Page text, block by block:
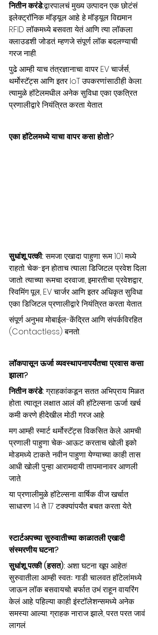
नितीन करंडे:द्वारपालचं मुख्य उत्पादन एक छोटंसं
इलेक्ट्रॉनिक मॉड्यूल आहे. हे मॉड्यूल विद्यमान
RFID लॉकमध्ये बसवता येतं आणि त्या लॉकला
क्लाउडशी जोडतं. म्हणजे संपूर्ण लॉक बदलण्याची
गरज नाही.
पुढे आम्ही याच तंत्रज्ञानाचा वापर EV चार्जर्स,
थर्मोस्टॅट्स आणि इतर IoT उपकरणांसाठीही केला.
त्यामुळे हॉटेलमधील अनेक सुविधा एका एकत्रित
प्रणालीद्वारे नियंत्रित करता येतात.
एका हॉटेलमध्ये याचा वापर कसा होतो?
सुधांशू पत्की: समजा एखादा पाहुणा रूम 101 मध्ये
राहतो. चेक-इन होताच त्याला डिजिटल प्रवेश दिला
जातो. त्याच्या रूमचा दरवाजा, इमारतीचा प्रवेशद्वार,
स्विमिंग पूल, EV चार्जर आणि इतर अधिकृत सुविधा
एका डिजिटल प्रणालीद्वारे नियंत्रित करता येतात.
संपूर्ण अनुभव मोबाईल-केंद्रित आणि संपर्कविरहित
(Contactless) बनतो.
लॉकपासून ऊर्जा व्यवस्थापनापर्यंतचा प्रवास कसा
झाला?
नितीन करंडे: ग्राहकांकडून सतत अभिप्राय मिळत
होता. त्यातून लक्षात आलं की हॉटेल्सना ऊर्जा खर्च
कमी करणे हीदेखील मोठी गरज आहे.
मग आम्ही स्मार्ट थर्मोस्टॅट्स विकसित केले. आमची
प्रणाली पाहुणा चेक-आऊट करताच खोली इको
मोडमध्ये टाकते. नवीन पाहुणा येण्याच्या काही तास
आधी खोली पुन्हा आरामदायी तापमानावर आणली
जाते.
या प्रणालीमुळे हॉटेल्सना वार्षिक वीज खर्चात
साधारण 14 ते 17 टक्क्यांपर्यंत बचत करता येते.
स्टार्टअपच्या सुरुवातीच्या काळातली एखादी
संस्मरणीय घटना?
सुधांशू पत्की (हसत): अशा घटना खूप आहेत!
सुरुवातीला आम्ही स्वतः गाडी चालवत हॉटेलांमध्ये
जाऊन लॉक बसवायचो. बर्फात उभं राहून वायरिंग
केलं आहे. पहिल्या काही इंस्टॉलेशन्समध्ये अनेक
समस्या आल्या. ग्राहक नाराज झाले, परत परत जावं
लागलं.